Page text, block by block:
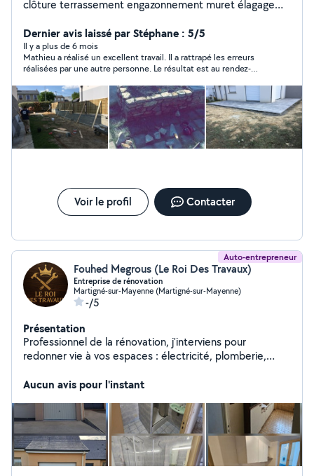
clôture terrassement engazonnement muret élagage
Dernier avis laissé par Stéphane : 5/5
Il y a plus de 6 mois
Mathieu a réalisé un excellent travail. Il a rattrapé les erreurs
réalisées par une autre personne. Le résultat est au rendez-
Voir le profil Contacter
Auto-entrepreneur
Fouhed Megrous (Le Roi Des Travaux)
Entreprise de rénovation
Martigné-sur-Mayenne (Martigné-sur-Mayenne)
-/5
Présentation
Professionnel de la rénovation, j'interviens pour
redonner vie à vos espaces : électricité, plomberie,
aménagements et finitions. Sérieux, soigné et à
intervention rapide selon vos besoins. www .
leroidestravaux . com
Aucun avis pour l'instant